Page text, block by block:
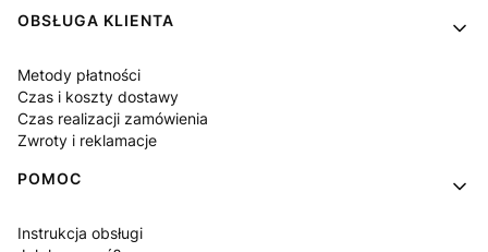
OBSŁUGA KLIENTA
Metody płatności
Czas i koszty dostawy
Czas realizacji zamówienia
Zwroty i reklamacje
POMOC
Instrukcja obsługi